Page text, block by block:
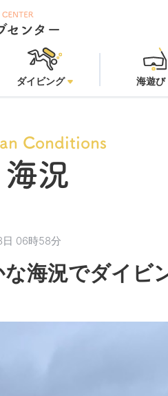
ダイビング 海遊び
Conditions
況
06時58分
海況でダイビ